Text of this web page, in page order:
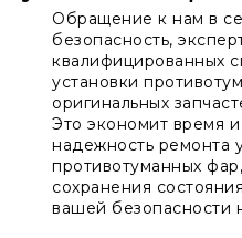
Обращение к нам в
безопасность,
квалифицированных
установки
оригинальных
Это экономит время
надежность ремонта
противотуманных
сохранения
вашей безопасности